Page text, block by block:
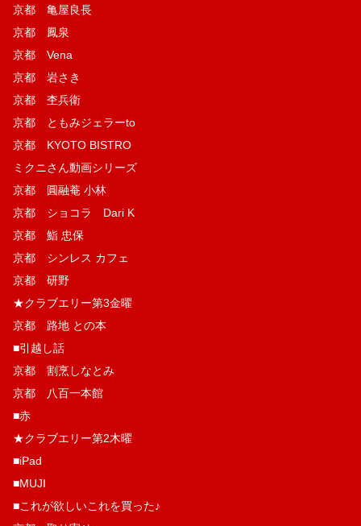
京都 亀屋良長
京都 鳳泉
京都 Vena
京都 岩さき
京都 杢兵衛
京都 ともみジェラーto
京都 KYOTO BISTRO
ミクニさん動画シリーズ
京都 圓融菴 小林
京都 ショコラ Dari K
京都 鮨 忠保
京都 シンレス カフェ
京都 研野
★クラブエリー第3金曜
京都 路地 との本
■引越し話
京都 割烹しなとみ
京都 八百一本館
■赤
★クラブエリー第2木曜
■iPad
■MUJI
■これが欲しいこれを買った♪